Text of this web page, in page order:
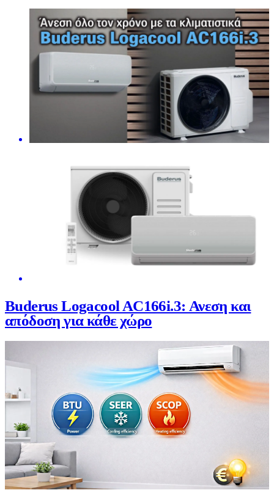
Buderus Logacool AC166i.3: Ανεση και
απόδοση για κάθε χώρο